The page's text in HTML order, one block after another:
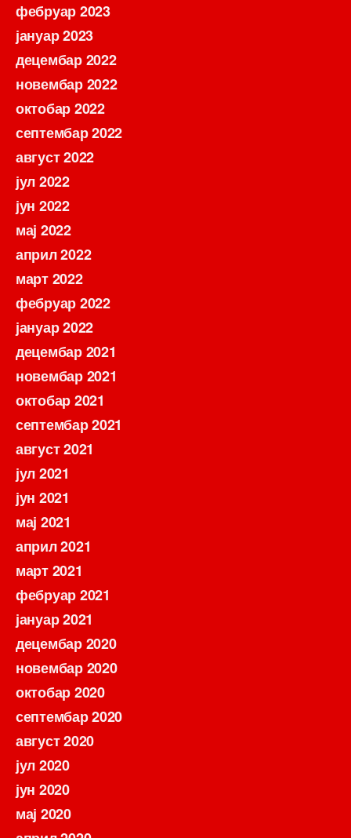
фебруар 2023
јануар 2023
децембар 2022
новембар 2022
октобар 2022
септембар 2022
август 2022
јул 2022
јун 2022
мај 2022
април 2022
март 2022
фебруар 2022
јануар 2022
децембар 2021
новембар 2021
октобар 2021
септембар 2021
август 2021
јул 2021
јун 2021
мај 2021
април 2021
март 2021
фебруар 2021
јануар 2021
децембар 2020
новембар 2020
октобар 2020
септембар 2020
август 2020
јул 2020
јун 2020
мај 2020